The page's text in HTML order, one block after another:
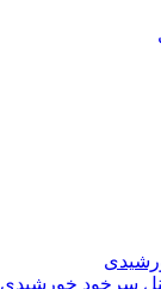
پنل سرخود خورشیدی